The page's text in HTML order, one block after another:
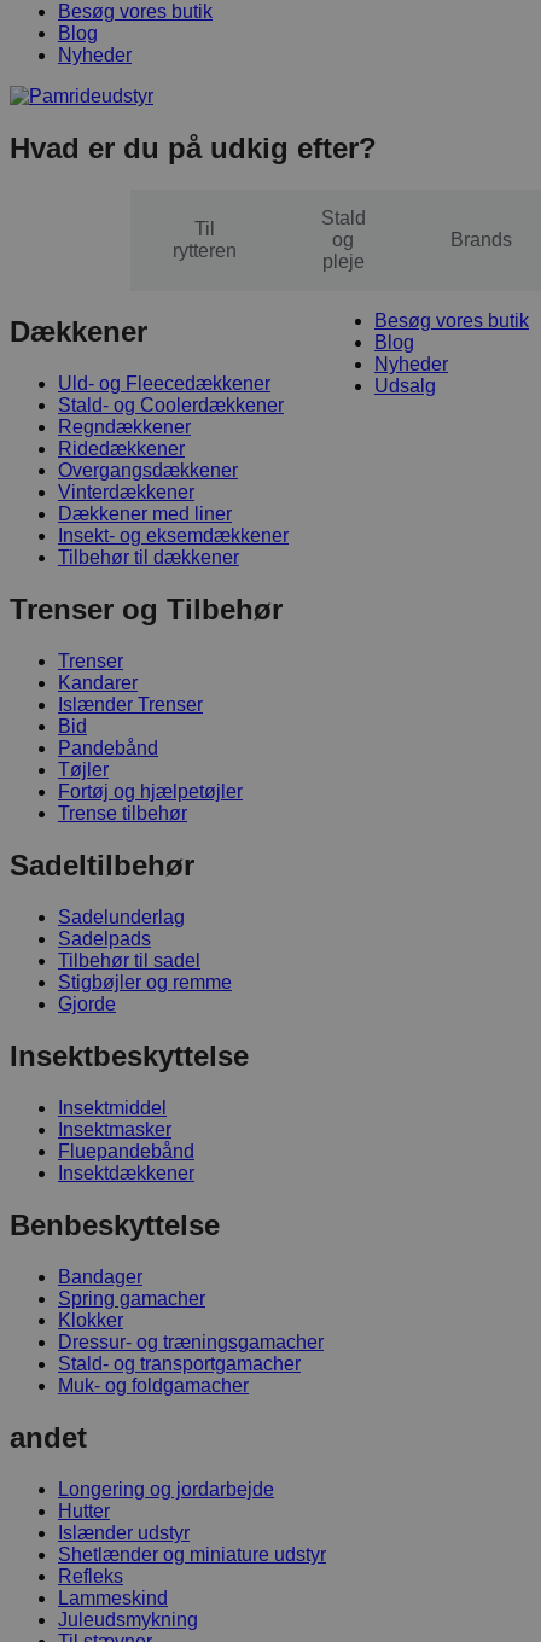
Besøg vores butik
Blog
Nyheder
Hvad er du på udkig efter?
Til
rytteren
Stald
og
pleje
Brands
Dækkener
Uld- og Fleecedækkener
Stald- og Coolerdækkener
Regndækkener
Ridedækkener
Overgangsdækkener
Vinterdækkener
Dækkener med liner
Insekt- og eksemdækkener
Tilbehør til dækkener
Trenser og Tilbehør
Trenser
Kandarer
Islænder Trenser
Bid
Pandebånd
Tøjler
Fortøj og hjælpetøjler
Trense tilbehør
Sadeltilbehør
Sadelunderlag
Sadelpads
Tilbehør til sadel
Stigbøjler og remme
Gjorde
Insektbeskyttelse
Insektmiddel
Insektmasker
Fluepandebånd
Insektdækkener
Benbeskyttelse
Bandager
Spring gamacher
Klokker
Dressur- og træningsgamacher
Stald- og transportgamacher
Muk- og foldgamacher
andet
Longering og jordarbejde
Hutter
Islænder udstyr
Shetlænder og miniature udstyr
Refleks
Lammeskind
Juleudsmykning
Besøg vores butik
Blog
Nyheder
Udsalg